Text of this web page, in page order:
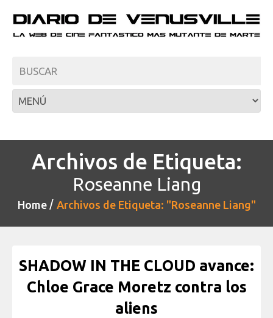
Archivos de Etiqueta:
Roseanne Liang
Home Archivos de Etiqueta: "Roseanne Liang"
SHADOW IN THE CLOUD avance:
Chloe Grace Moretz contra los
aliens